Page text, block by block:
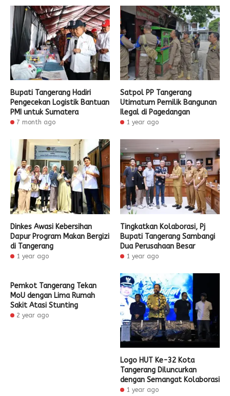
Bupati Tangerang Hadiri
Pengecekan Logistik Bantuan
PMI untuk Sumatera
7 month ago
Satpol PP Tangerang
Utimatum Pemilik Bangunan
Ilegal di Pagedangan
1 year ago
Dinkes Awasi Kebersihan
Dapur Program Makan Bergizi
di Tangerang
1 year ago
Tingkatkan Kolaborasi, Pj
Bupati Tangerang Sambangi
Dua Perusahaan Besar
1 year ago
Pemkot Tangerang Tekan
MoU dengan Lima Rumah
Sakit Atasi Stunting
2 year ago
Logo HUT Ke-32 Kota
Tangerang Diluncurkan
dengan Semangat Kolaborasi
1 year ago